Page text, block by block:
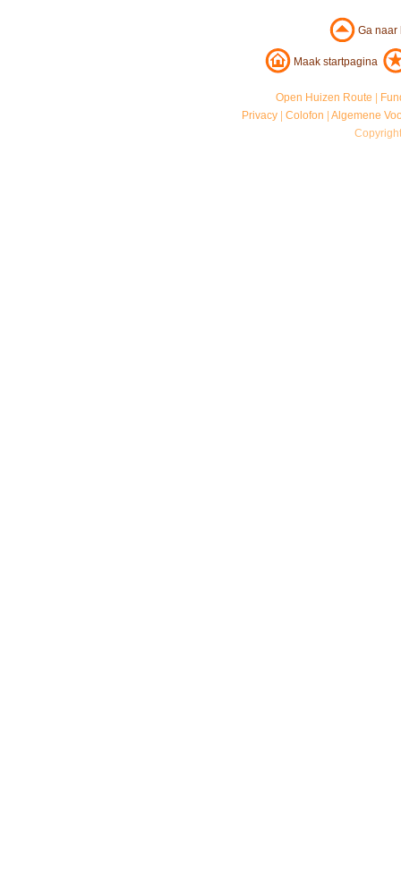
Ga
Maak startpagina
Open Huizen Route
Privacy |Colofon |Algemene